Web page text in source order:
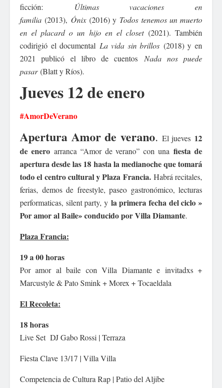
ficción: Últimas vacaciones en
familia (2013), Ónix(2016) y Todos tenemos un muerto
en el placard o un hijo en el closet(2021). También
codirigió el documental La vida sin brillos (2018) y en
2021 publicó el libro de cuentos Nada nos puede
pasar(Blatt y Ríos).
Jueves 12 de enero
#AmorDeVerano
Apertura Amor de verano. El jueves 12
de eneroarranca “Amor de verano” con unafiesta de
apertura desde las 18 hasta la medianoche que tomará
todo el centro cultural y Plaza Francia.Habrá recitales,
ferias, demos de freestyle, paseo gastronómico, lecturas
performaticas, silent party, y la primera fecha del ciclo »
Por amor al Baile» conducido por Villa Diamante.
Plaza Francia:
19 a 00 horas
Por amor al baile con Villa Diamante e invitadxs +
Marcustyle & Pato Smink + Morex + Tocaeldala
El Recoleta:
18 horas
Live Set DJ Gabo Rossi | Terraza
Fiesta Clave 13/17 | Villa Villa
Competencia de Cultura Rap | Patio del Aljibe